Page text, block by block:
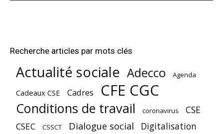
Recherche articles par mots clés
Actualité sociale Adecco Agenda
Cadeaux CSE Cadres CFE CGC
Conditions de travail coronavirus CSE
CSEC CSSCT Dialogue social Digitalisation